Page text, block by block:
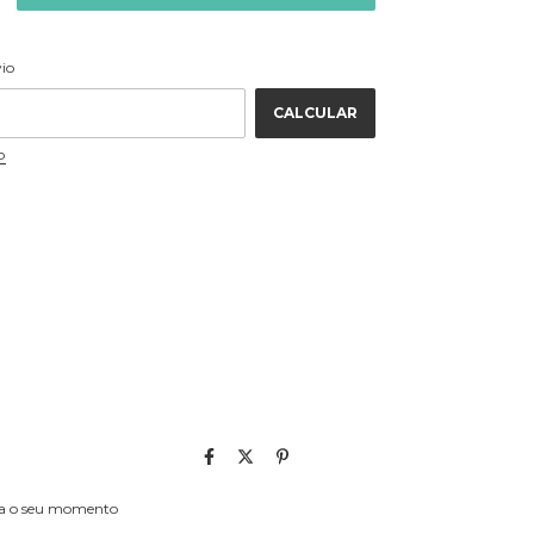
CALCULAR
o seu momento